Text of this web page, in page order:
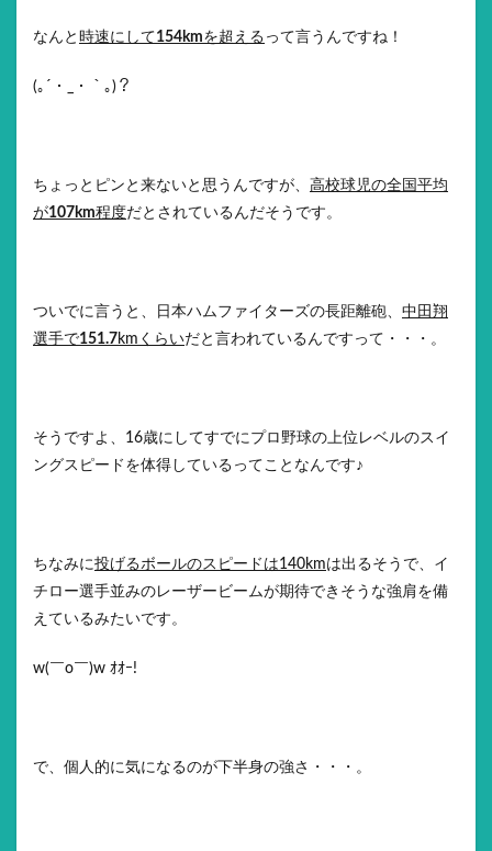
なんと 時速にして154kmを超える って言うんですね！
(｡´・_・｀｡)？
ちょっとピンと来ないと思うんですが、 高校球児の全国平均
が107km程度だとされているんだそうです。
ついでに言うと、日本ハムファイターズの長距離砲、 中田翔
選手で151.7kmくらいだと言われているんですって・・・。
そうですよ、16歳にしてすでにプロ野球の上位レベルのスイ
ングスピードを体得しているってことなんです♪
ちなみに投げるボールのスピードは140kmは出るそうで、イ
チロー選手並みのレーザービームが期待できそうな強肩を備
えているみたいです。
w(￣o￣)w ｵｵｰ!
で、個人的に気になるのが下半身の強さ・・・。